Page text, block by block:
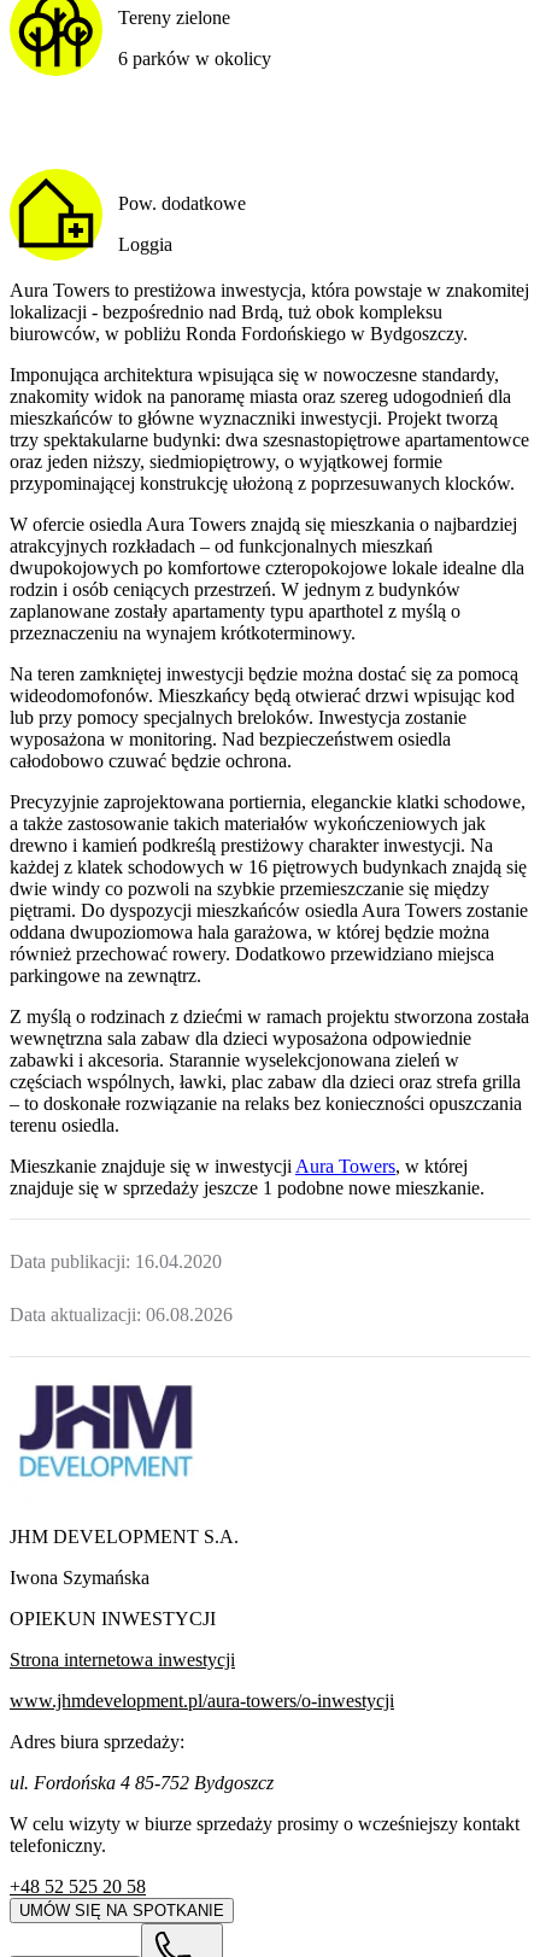
Tereny zielone
6 parków w okolicy
Pow. dodatkowe
Loggia
Aura Towers to prestiżowa inwestycja, która powstaje w znakomitej
lokalizacji - bezpośrednio nad Brdą, tuż obok kompleksu
biurowców, w pobliżu Ronda Fordońskiego w Bydgoszczy.
Imponująca architektura wpisująca się w nowoczesne standardy,
znakomity widok na panoramę miasta oraz szereg udogodnień dla
mieszkańców to główne wyznaczniki inwestycji. Projekt tworzą
trzy spektakularne budynki: dwa szesnastopiętrowe apartamentowce
oraz jeden niższy, siedmiopiętrowy, o wyjątkowej formie
przypominającej konstrukcję ułożoną z poprzesuwanych klocków.
W ofercie osiedla Aura Towers znajdą się mieszkania o najbardziej
atrakcyjnych rozkładach – od funkcjonalnych mieszkań
dwupokojowych po komfortowe czteropokojowe lokale idealne dla
rodzin i osób ceniących przestrzeń. W jednym z budynków
zaplanowane zostały apartamenty typu aparthotel z myślą o
przeznaczeniu na wynajem krótkoterminowy.
Na teren zamkniętej inwestycji będzie można dostać się za pomocą
wideodomofonów. Mieszkańcy będą otwierać drzwi wpisując kod
lub przy pomocy specjalnych breloków. Inwestycja zostanie
wyposażona w monitoring. Nad bezpieczeństwem osiedla
całodobowo czuwać będzie ochrona.
Precyzyjnie zaprojektowana portiernia, eleganckie klatki schodowe,
a także zastosowanie takich materiałów wykończeniowych jak
drewno i kamień podkreślą prestiżowy charakter inwestycji. Na
każdej z klatek schodowych w 16 piętrowych budynkach znajdą się
dwie windy co pozwoli na szybkie przemieszczanie się między
piętrami. Do dyspozycji mieszkańców osiedla Aura Towers zostanie
oddana dwupoziomowa hala garażowa, w której będzie można
również przechować rowery. Dodatkowo przewidziano miejsca
parkingowe na zewnątrz.
Z myślą o rodzinach z dziećmi w ramach projektu stworzona została
wewnętrzna sala zabaw dla dzieci wyposażona odpowiednie
zabawki i akcesoria. Starannie wyselekcjonowana zieleń w
częściach wspólnych, ławki, plac zabaw dla dzieci oraz strefa grilla
– to doskonałe rozwiązanie na relaks bez konieczności opuszczania
terenu osiedla.
Mieszkanie znajduje się w inwestycjiAura Towers, w której
znajduje się w sprzedaży jeszcze 1 podobne nowe mieszkanie.
Data publikacji: 16.04.2020
Data aktualizacji: 06.08.2026
JHM DEVELOPMENT S.A.
Iwona Szymańska
OPIEKUN INWESTYCJI
Strona internetowa inwestycji
www.jhmdevelopment.pl/aura-towers/o-inwestycji
Adres biura sprzedaży:
ul. Fordońska 4 85-752 Bydgoszcz
W celu wizyty w biurze sprzedaży prosimy o wcześniejszy kontakt
telefoniczny.
+48 52 525 20 58
UMÓW SIĘ NA SPOTKANIE